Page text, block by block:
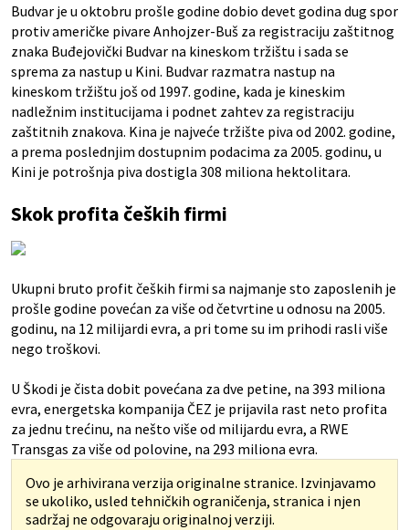
Budvar je u oktobru prošle godine dobio devet godina dug spor
protiv američke pivare Anhojzer-Buš za registraciju zaštitnog
znaka Buđejovički Budvar na kineskom tržištu i sada se
sprema za nastup u Kini. Budvar razmatra nastup na
kineskom tržištu još od 1997. godine, kada je kineskim
nadležnim institucijama i podnet zahtev za registraciju
zaštitnih znakova. Kina je najveće tržište piva od 2002. godine,
a prema poslednjim dostupnim podacima za 2005. godinu, u
Kini je potrošnja piva dostigla 308 miliona hektolitara.
Skok profita čeških firmi
Ukupni bruto profit čeških firmi sa najmanje sto zaposlenih je
prošle godine povećan za više od četvrtine u odnosu na 2005.
godinu, na 12 milijardi evra, a pri tome su im prihodi rasli više
nego troškovi.
U Škodi je čista dobit povećana za dve petine, na 393 miliona
evra, energetska kompanija ČEZ je prijavila rast neto profita
za jednu trećinu, na nešto više od milijardu evra, a RWE
Transgas za više od polovine, na 293 miliona evra.
Ovo je arhivirana verzija originalne stranice. Izvinjavamo
se ukoliko, usled tehničkih ograničenja, stranica i njen
sadržaj ne odgovaraju originalnoj verziji.